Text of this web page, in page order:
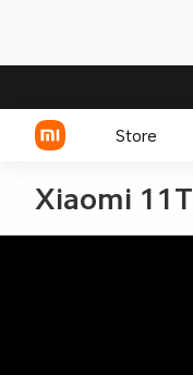
Store
Xiaomi 11T